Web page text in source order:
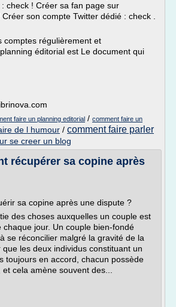
check ! Créer sa fan page sur
son compte Twitter dédié : check .
comptes régulièrement et
éditorial est Le document qui
faire un planning editorial / comment faire un
de l humour / comment faire parler
se creer un blog
récupérer sa copine après
sa copine après une dispute ?
des choses auxquelles un couple est
chaque jour. Un couple bien-fondé
se réconcilier malgré la gravité de la
les deux individus constituant un
toujours en accord, chacun possède
cela amène souvent des...